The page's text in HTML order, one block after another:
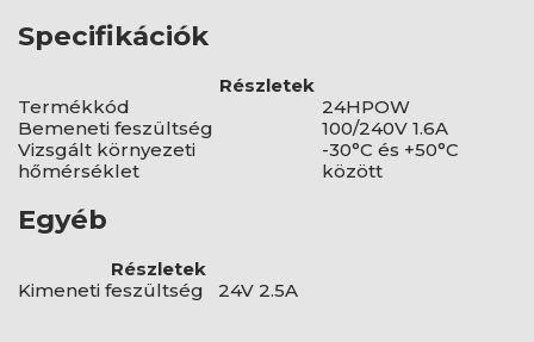
Specifikációk
Részletek
Termékkód
24HPOW
Bemeneti feszültség
100/240V 1.6A
Vizsgált környezeti
hőmérséklet
-30°C és +50°C
között
Egyéb
Részletek
Kimeneti feszültség 24V 2.5A